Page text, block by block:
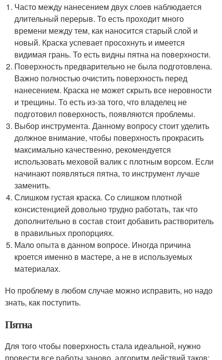
Часто между нанесением двух слоев наблюдается
длительный перерыв. То есть проходит много
времени между тем, как наносится старый слой и
новый. Краска успевает просохнуть и имеется
видимая грань. То есть видны пятна на поверхности.
Поверхность предварительно не была подготовлена.
Важно полностью очистить поверхность перед
нанесением. Краска не может скрыть все неровности
и трещины. То есть из-за того, что владелец не
подготовил поверхность, появляются проблемы.
Выбор инструмента. Данному вопросу стоит уделить
должное внимание, чтобы поверхность прокрасить
максимально качественно, рекомендуется
использовать меховой валик с плотным ворсом. Если
начинают появляться пятна, то инструмент лучше
заменить.
Слишком густая краска. Со слишком плотной
консистенцией довольно трудно работать, так что
дополнительно в состав стоит добавить растворитель
в правильных пропорциях.
Мало опыта в данном вопросе. Иногда причина
кроется именно в мастере, а не в используемых
материалах.
Но проблему в любом случае можно исправить, но надо
знать, как поступить.
Пятна
Для того чтобы поверхность стала идеальной, нужно
провести все работы заново, алгоритм действий таков: